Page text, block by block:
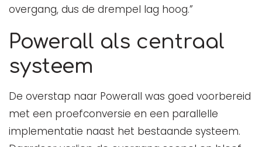
overgang, dus de drempel lag hoog.”
Powerall als centraal
systeem
De overstap naar Powerall was goed voorbereid
met een proefconversie en een parallelle
implementatie naast het bestaande systeem.